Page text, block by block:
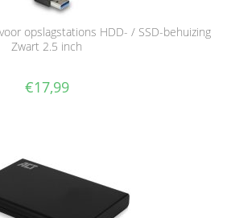
opslagstations HDD- / SSD-behuizing
Zwart 2.5 inch
€17,99